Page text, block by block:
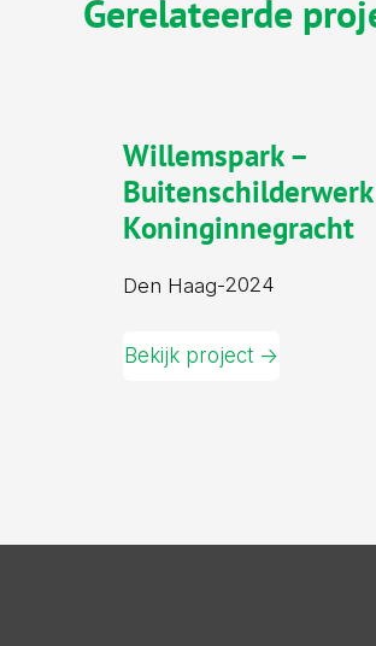
Gerelateerde
Willemspark –
Buitenschilderwerk
Koninginnegracht
Den Haag 2024
-
Bekijk project ->